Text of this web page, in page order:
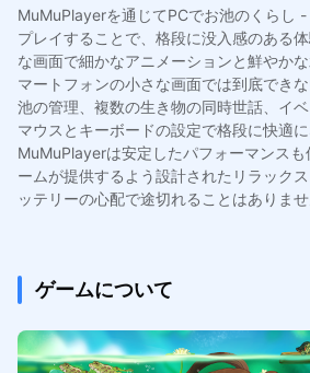
MuMuPlayerを通じてPCでお池のくらし
プレイすることで、格段に没入感のある
な画面で細かなアニメーションと鮮やか
マートフォンの小さな画面では到底できな
池の管理、複数の生き物の同時世話、イベ
マウスとキーボードの設定で格段に快適に
MuMuPlayerは安定したパフォーマンス
ームが提供するよう設計されたリラック
ッテリーの心配で途切れることはありませ
ゲームについて